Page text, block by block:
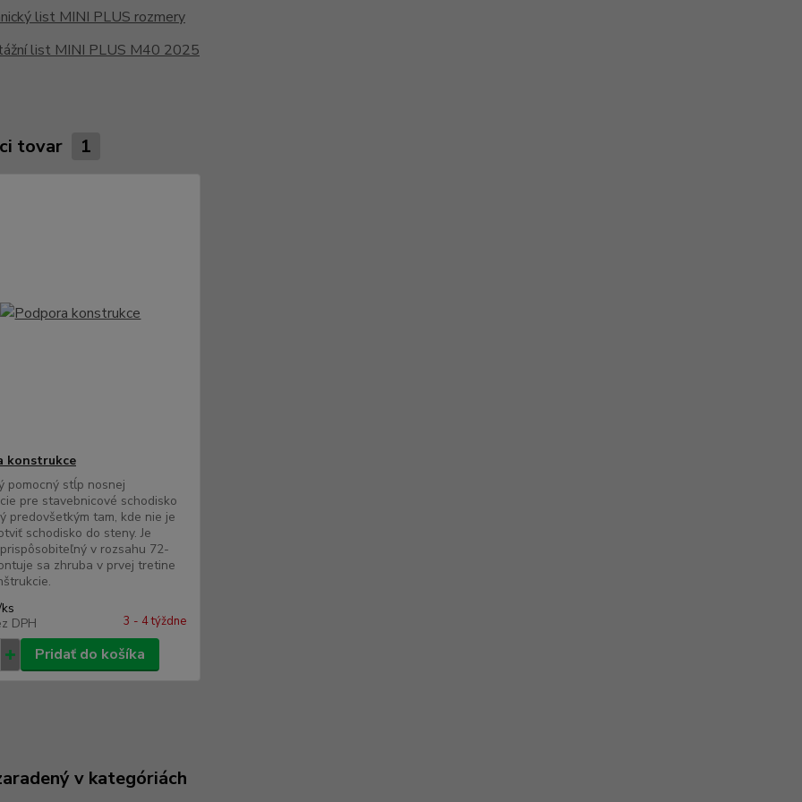
list MINI PLUS rozmery
list MINI PLUS M40 2025
tovar 1
konstrukce
pomocný stĺp nosnej
pre stavebnicové schodisko
predovšetkým tam, kde nie je
schodisko do steny. Je
v rozsahu 72-
sa zhruba v prvej tretine
ks
DPH 3 - 4 týždne
Pridať do košíka
v kategóriách